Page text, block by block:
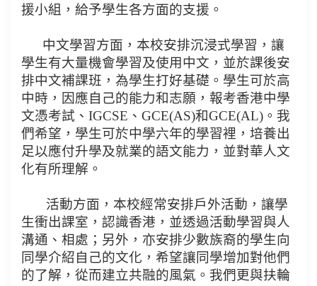
援小組，給予學生各方面的支援。
中文學習方面，本校安排沉浸式學習，讓
學生有大量機會學習及使用中文，並於課後安
排中文補課班，為學生打好基礎。學生可於高
中時，因應自己的能力和志願，報考香港中學
文憑考試、IGCSE、GCE(AS)和GCE(AL)。我
們希望，學生可於中學六年的學習裡，培養出
足以應付升學及就業的語文能力，並對華人文
化有所理解。
活動方面，本校經常安排戶外活動，讓學
生衝出課室，認識香港，並透過活動學習與人
溝通、相處；另外，亦安排少數族裔的學生向
同學介紹自己的文化，希望讓同學增加對他們
的了解，從而建立共融的風氣。我們更與扶輪